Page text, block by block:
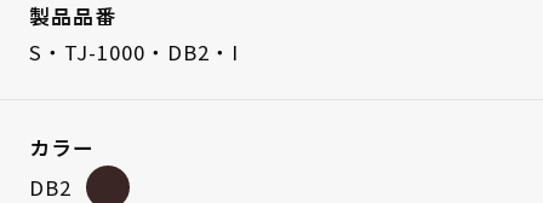
製品品番
S・TJ-1000・DB2・I
カラー
DB2